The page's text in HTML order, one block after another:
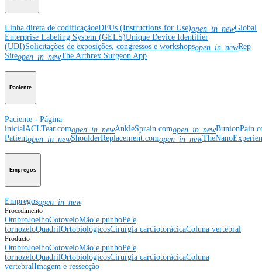
Linha direta de codificaçãoeDFUs (Instructions for Use)open_in_newGlobal
Enterprise Labeling System (GELS)Unique Device Identifier
(UDI)Solicitações de exposições, congressos e workshopsopen_in_newRep
Siteopen_in_newThe Arthrex Surgeon App
Paciente
Paciente - Página
inicialACLTear.comopen_in_newAnkleSprain.comopen_in_new
Patientopen_in_newShoulderReplacement.comopen_in_new
Empregos
Empregosopen_in_new
Procedimento
OmbroJoelhoCotoveloMão e punhoPé e
tornozeloQuadrilOrtobiológicosCirurgia cardiotorácicaColuna vertebral
Producto
OmbroJoelhoCotoveloMão e punhoPé e
tornozeloQuadrilOrtobiológicosCirurgia cardiotorácicaColuna
vertebralImagem e ressecção